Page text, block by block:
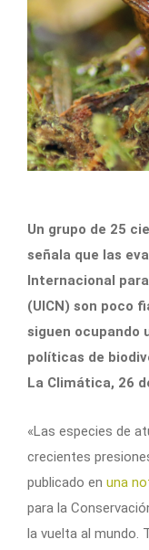
Un grupo de 25
señala que las
Internacional
(UICN) son poco
siguen ocupando
políticas de
La Climática, 26
«Las especies de
crecientes
publicado en una
para la
la vuelta al mundo.